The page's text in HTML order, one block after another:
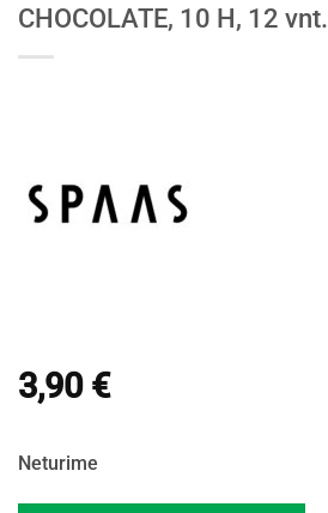
CHOCOLATE, 10 H, 12 vnt.
3,90 €
Neturime